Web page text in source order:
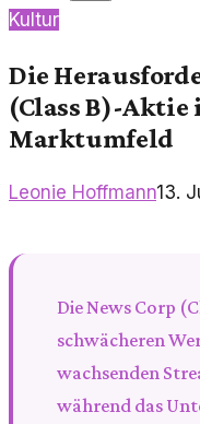
Kultur
Die
(Class B)-
Marktumfeld
Leonie Hoffmann13.
Die News Corp
schwächeren
wachsenden
während das